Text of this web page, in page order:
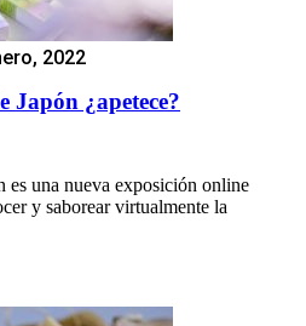
2022
Japón ¿apetece?
es una nueva exposición online
y saborear virtualmente la